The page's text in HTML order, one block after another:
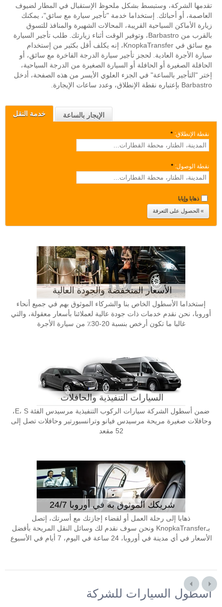
خدمة النقل الإيجار بالساعة
نقطة الإنطلاق: *
نقطة الوصول: *
ذهابا وإيابا
الأسعار المنخفضة والجودة العالية
إستخداما الأسطول الخاص بنا والشركاء الموثوق بهم في جميع أنحاء
أوروبا، نحن نقدم خدمات ذات جودة عالية لعملائنا بأسعار معقولة، والتي
غالبا ما تكون أرخص بنسبة 20-30٪ من سيارة الأجرة
السيارات التنفيذية والحافلات
ضمن أسطول الشركة سيارات الركوب التنفيذية مرسيدس الفئة E، S،
وحافلات صغيرة مريحة مرسيدس فيانو وترانسبورتير وحافلات تصل إلى
52 مقعد
شريكك الموثوق به في أوروبا 24/7
ذهابا إلى رحلة العمل أو لقضاء إجازتك مع أسرتك، إتصل
بـKnopkaTransfer ونحن سوف نقدم لك وسائل النقل المريحة بأفضل
الأسعار في أي مدينة في أوروبا، 24 ساعة في اليوم، 7 أيام في الأسبوع
تقدمها الشركة، وستبسط بشكل ملحوظ الإستقبال في المطار لضيوف
العاصمة، أو أحبائك. إستخداما خدمة "تأجير سيارة مع سائق"، يمكنك
زيارة الأماكن السياحية القريبة، المحالات الشهيرة والمنافذ للتسوق
بالقرب من Barbastro، وتوفير الوقت أثناء زيارتك. طلب تأجير السيارة
مع سائق في KnopkaTransfer، إنه يكلف أقل بكثير من إستخدام
سيارة الأجرة العادية. لحجز تأجير سيارة الدرجة الفاخرة مع سائق، أو
الحافلة الصغيرة أو الحافلة أو السيارة الصغيرة من الدرجة السياحية،
إختر "التأجير بالساعة" في الجزء العلوي الأيسر من هذه الصفحة، أدخل
Barbastro بإعتباره نقطة الإنطلاق، وعدد ساعات الإيجارة.
أسطول السيارات للشركة